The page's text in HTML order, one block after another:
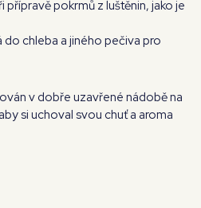
přípravě pokrmů z luštěnin, jako je
do chleba a jiného pečiva pro
v dobře uzavřené nádobě na
si uchoval svou chuť a aroma